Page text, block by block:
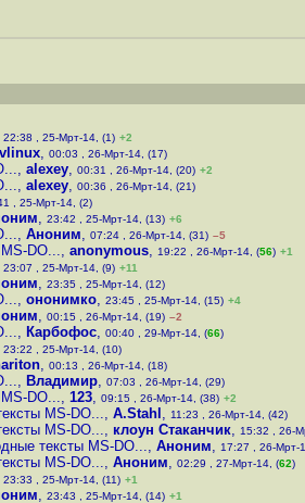
22:38 , 25-Мрт-14, (1) +2
, 00:03 , 26-Мрт-14, (17)
, alexey, 00:31 , 26-Мрт-14, (20) +2
, alexey, 00:36 , 26-Мрт-14, (21)
, 25-Мрт-14, (2)
, 23:42 , 25-Мрт-14, (13) +6
, Аноним, 07:24 , 26-Мрт-14, (31) –5
DO..., anonymous, 19:22 , 26-Мрт-14, (56) +1
23:07 , 25-Мрт-14, (9) +11
, 23:35 , 25-Мрт-14, (12)
, ононимко, 23:45 , 25-Мрт-14, (15) +4
, 00:15 , 26-Мрт-14, (19) –2
, Карбофос, 00:40 , 29-Мрт-14, (66)
23:22 , 25-Мрт-14, (10)
, 00:13 , 26-Мрт-14, (18)
, Владимир, 07:03 , 26-Мрт-14, (29)
DO..., 123, 09:15 , 26-Мрт-14, (38) +2
MS-DO..., A.Stahl , 11:23 , 26-Мрт-14, (42)
MS-DO..., клоун Стаканчик, 15:32 , 26-
тексты MS-DO..., Аноним, 17:27 , 26-Мрт-
MS-DO..., Аноним, 02:29 , 27-Мрт-14, (62)
23:33 , 25-Мрт-14, (11) +1
, 23:43 , 25-Мрт-14, (14) +1